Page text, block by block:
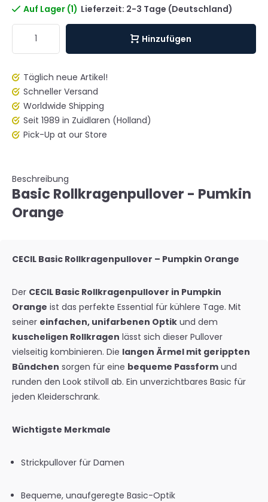
Auf Lager (1) Lieferzeit: 2-3 Tage (Deutschland)
Hinzufügen
Täglich neue Artikel!
Schneller Versand
Worldwide Shipping
Seit 1989 in Zuidlaren (Holland)
Pick-Up at our Store
Beschreibung
Basic Rollkragenpullover - Pumkin
Orange
CECIL Basic Rollkragenpullover – Pumpkin Orange
Der CECIL Basic Rollkragenpullover in Pumpkin
Orange ist das perfekte Essential für kühlere Tage. Mit
seiner einfachen, unifarbenen Optik und dem
kuscheligen Rollkragen lässt sich dieser Pullover
vielseitig kombinieren. Die langen Ärmel mit gerippten
Bündchen sorgen für eine bequeme Passform und
runden den Look stilvoll ab. Ein unverzichtbares Basic für
jeden Kleiderschrank.
Wichtigste Merkmale
Strickpullover für Damen
Bequeme, unaufgeregte Basic-Optik